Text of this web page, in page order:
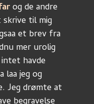
og de andre
skrive til mig
et brev fra
mer urolig
havde
laa jeg og
Jeg drømte at